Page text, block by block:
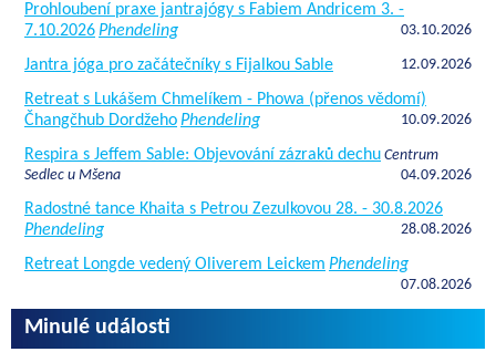
Prohloubení praxe jantrajógy s Fabiem Andricem 3. -
7.10.2026Phendeling 03.10.2026
Jantra jóga pro začátečníky s Fijalkou Sable 12.09.2026
Retreat s Lukášem Chmelíkem - Phowa (přenos vědomí)
Čhangčhub DordžehoPhendeling 10.09.2026
Respira s Jeffem Sable: Objevování zázraků dechu Centrum
Sedlec u Mšena
04.09.2026
Radostné tance Khaita s Petrou Zezulkovou 28. - 30.8.2026
Phendeling
28.08.2026
Retreat Longde vedený Oliverem Leickem Phendeling
07.08.2026
Minulé události